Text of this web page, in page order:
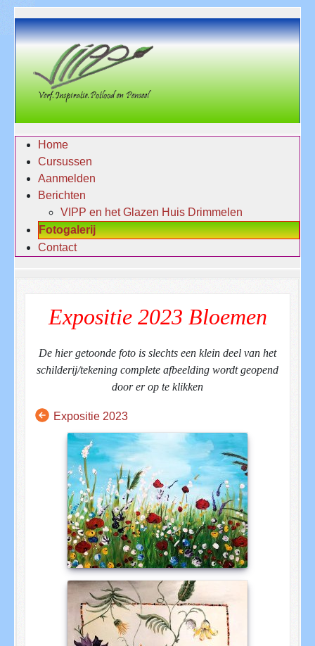
Home
Cursussen
Aanmelden
Berichten
VIPP en het Glazen Huis Drimmelen
Fotogalerij
Contact
Expositie 2023 Bloemen
De hier getoonde foto is slechts een klein deel van het
schilderij/tekening complete afbeelding wordt geopend
door er op te klikken
Expositie 2023